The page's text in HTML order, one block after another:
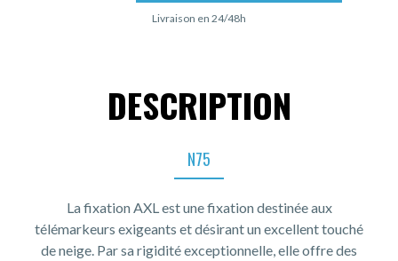
Livraison en 24/48h
DESCRIPTION
N75
La fixation AXL est une fixation destinée aux
télémarkeurs exigeants et désirant un excellent touché
de neige. Par sa rigidité exceptionnelle, elle offre des